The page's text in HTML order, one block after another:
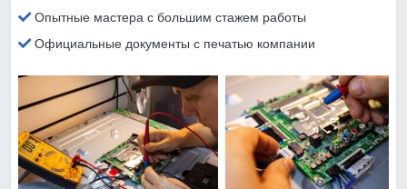
Опытные мастера с большим стажем работы
Официальные документы с печатью компании